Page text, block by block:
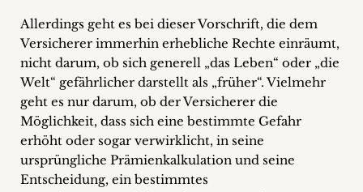
Allerdings geht es bei dieser Vorschrift, die dem
Versicherer immerhin erhebliche Rechte einräumt,
nicht darum, ob sich generell „das Leben“ oder „die
Welt“ gefährlicher darstellt als „früher“. Vielmehr
geht es nur darum, ob der Versicherer die
Möglichkeit, dass sich eine bestimmte Gefahr
erhöht oder sogar verwirklicht, in seine
ursprüngliche Prämienkalkulation und seine
Entscheidung, ein bestimmtes